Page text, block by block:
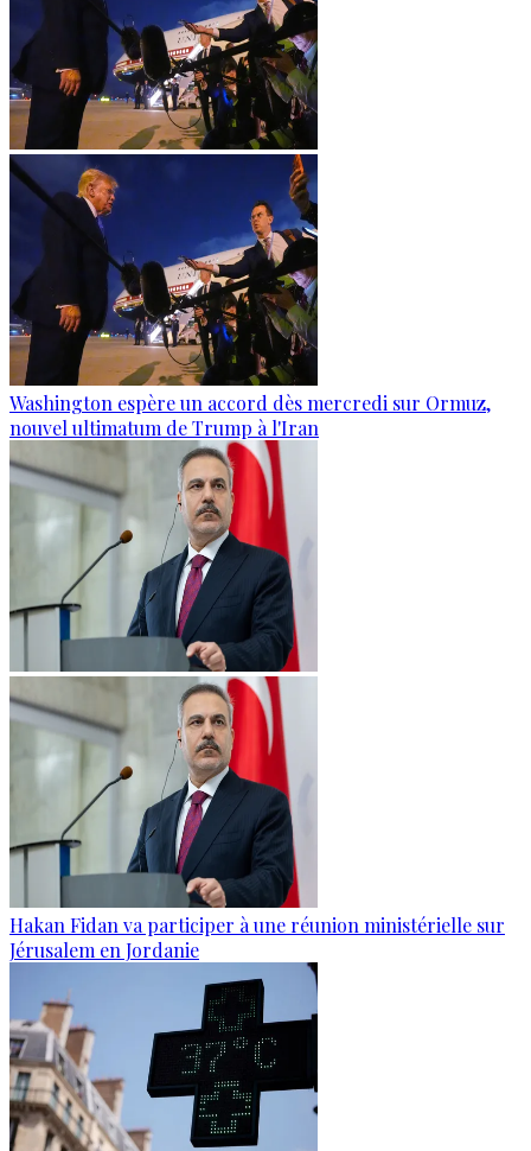
Washington espère un accord dès mercredi sur Ormuz,
nouvel ultimatum de Trump à l'Iran
Hakan Fidan va participer à une réunion ministérielle sur
Jérusalem en Jordanie